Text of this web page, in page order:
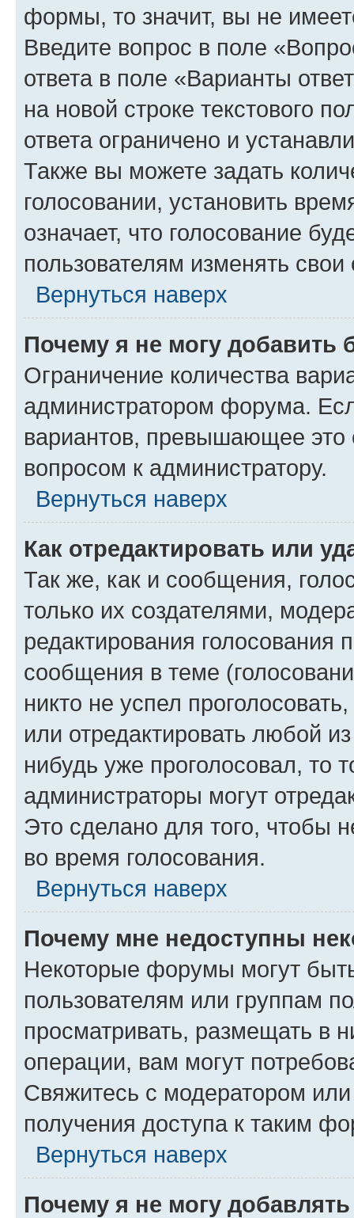
формы, то значит, вы не
Введите вопрос в поле
ответа в поле «Варианты
на новой строке текстового
ответа ограничено и
Также вы можете задать
голосовании, установить
означает, что голосование
пользователям изменять свои
Вернуться наверх
Почему я не могу добавить
Ограничение количества
администратором форума.
вариантов, превышающее это
вопросом к администратору.
Вернуться наверх
Как отредактировать или
Так же, как и сообщения,
только их создателями,
редактирования голосования
сообщения в теме
никто не успел
или отредактировать любой
нибудь уже проголосовал, то
администраторы могут
Это сделано для того, чтобы
во время голосования.
Вернуться наверх
Почему мне недоступны
Некоторые форумы могут
пользователям или группам
просматривать, размещать в
операции, вам могут
Свяжитесь с модератором
получения доступа к таким
Вернуться наверх
Почему я не могу